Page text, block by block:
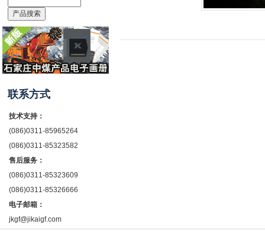
联系方式
技术支持：
(086)0311-85965264
(086)0311-85323582
售后服务：
(086)0311-85323609
(086)0311-85326666
电子邮箱：
jkgf@jikaigf.com